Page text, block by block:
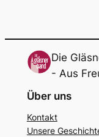
Die
- Aus
Über uns
Kon­takt
Unse­re